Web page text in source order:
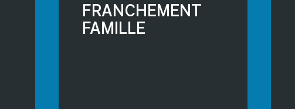
FRANCHEMENT
FAMILLE